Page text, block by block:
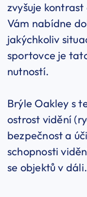
zvyšuje
Vám nabídne
jakýchkoliv
sportovce je
nutností.
Brýle Oakley s
ostrost vidění
bezpečnost a
schopnosti
se objektů v dáli.